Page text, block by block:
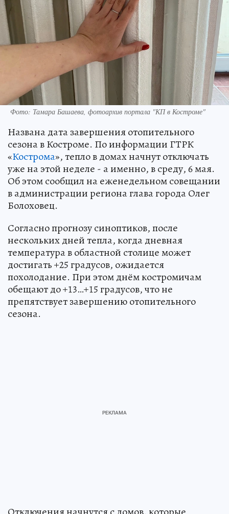
Фото: Тамара Башаева, фотоархив портала "КП в Костроме"
Названа дата завершения отопительного
сезона в Костроме. По информации ГТРК
«Кострома», тепло в домах начнут отключать
уже на этой неделе - а именно, в среду, 6 мая.
Об этом сообщил на еженедельном совещании
в администрации региона глава города Олег
Болоховец.
Согласно прогнозу синоптиков, после
нескольких дней тепла, когда дневная
температура в областной столице может
достигать +25 градусов, ожидается
похолодание. При этом днём костромичам
обещают до +13…+15 градусов, что не
препятствует завершению отопительного
сезона.